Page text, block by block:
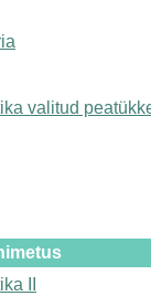
valitud
II